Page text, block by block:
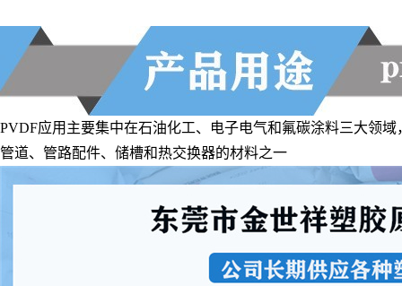
PVDF应用主要集中在石油化工、电子电气和氟碳涂料三大领
管道、管路配件、储槽和热交换器的材料之一